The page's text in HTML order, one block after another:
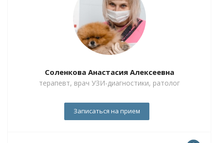
Соленкова Анастасия Алексеевна
терапевт, врач УЗИ-диагностики, ратолог
Записаться на прием